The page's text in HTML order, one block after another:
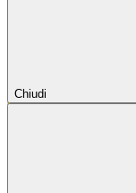
Chiudi